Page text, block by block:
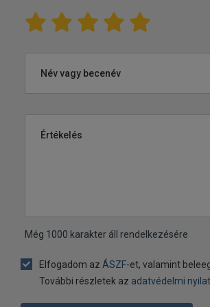
Név vagy becenév
Értékelés
Még 1000 karakter áll rendelkezésére
Elfogadom az ÁSZF-et, valamint
További részletek az adatvédelmi